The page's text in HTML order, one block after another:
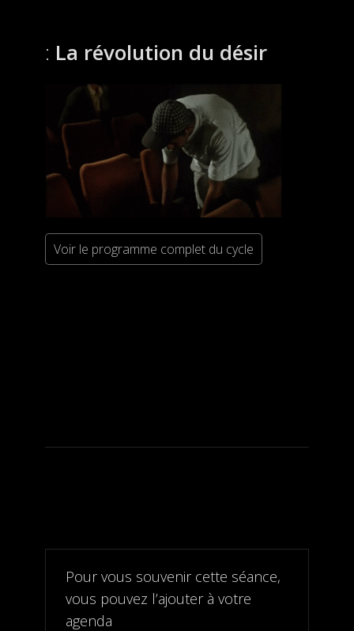
La révolution du désir
Voir le programme complet du cycle
Pour vous souvenir cette séance,
vous pouvez l’ajouter à votre
agenda